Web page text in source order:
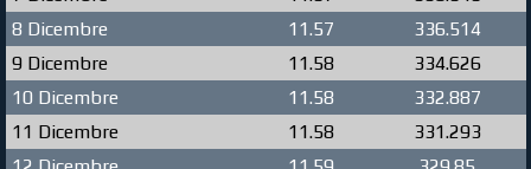
8 Dicembre
11.57
336.514
9 Dicembre
11.58
334.626
10 Dicembre
11.58
332.887
11 Dicembre
11.58
331.293